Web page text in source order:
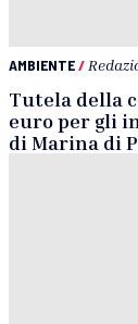
AMBIENTE/
Tutela della
euro per gli
di Marina di